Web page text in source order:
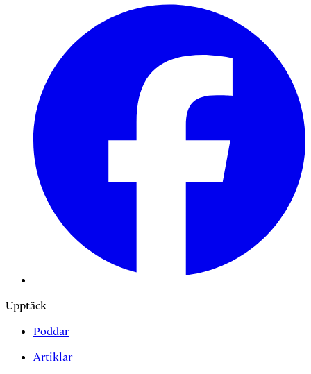
Upptäck
Poddar
Artiklar